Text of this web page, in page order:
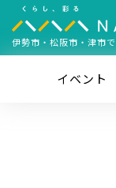
伊勢市・松阪市・津市で
イベント